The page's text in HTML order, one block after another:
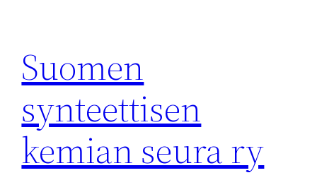
Suomen
synteettisen
kemian seura ry